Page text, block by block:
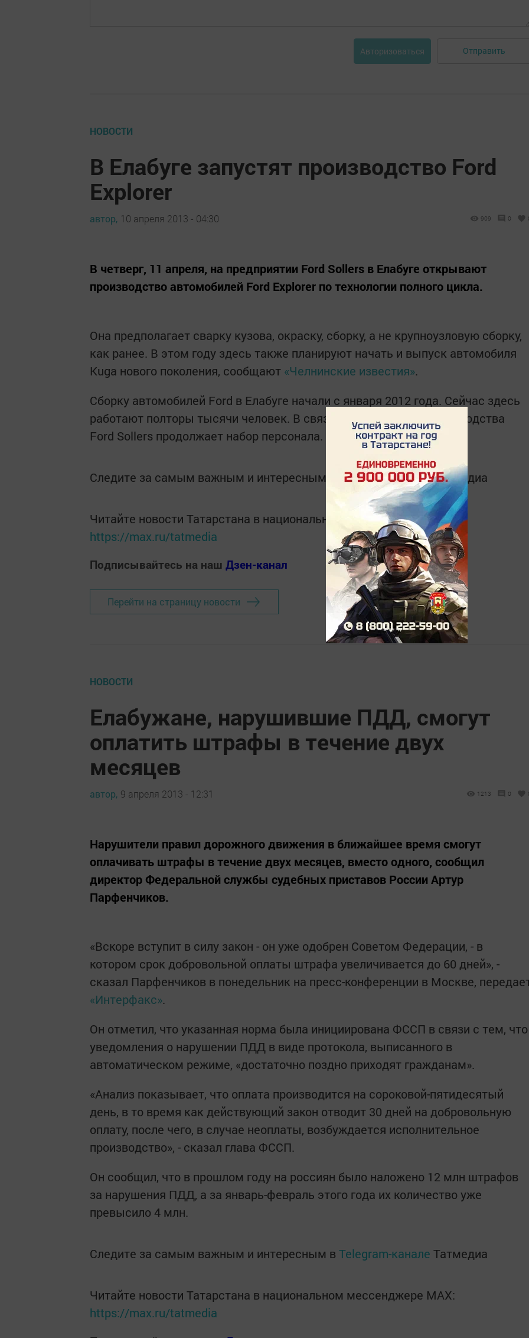
Авторизоваться Отправить
НОВОСТИ
В Елабуге запустят производство Ford
Explorer
автор, 10 апреля 2013 - 04:30 909 0
В четверг, 11 апреля, на предприятии Ford Sollers в Елабуге открывают
производство автомобилей Ford Explorer по технологии полного цикла.
Она предполагает сварку кузова, окраску, сборку, а не крупноузловую сборку,
как ранее. В этом году здесь также планируют начать и выпуск автомобиля
Kuga нового поколения, сообщают «Челнинские известия».
Сборку автомобилей Ford в Елабуге начали с января 2012 года. Сейчас здесь
работают полторы тысячи человек. В связи с расширением производства
Ford Sollers продолжает набор персонала.
Следите за самым важным и интересным в Telegram-каналеТатмедиа
Читайте новости Татарстана в национальном мессенджере MАХ:
https://max.ru/tatmedia
Подписывайтесь на наш Дзен-канал
Перейти на страницу новости
НОВОСТИ
Елабужане, нарушившие ПДД, смогут
оплатить штрафы в течение двух
месяцев
автор, 9 апреля 2013 - 12:31 1213 0
Нарушители правил дорожного движения в ближайшее время смогут
оплачивать штрафы в течение двух месяцев, вместо одного, сообщил
директор Федеральной службы судебных приставов России Артур
Парфенчиков.
«Вскоре вступит в силу закон - он уже одобрен Советом Федерации, - в
котором срок добровольной оплаты штрафа увеличивается до 60 дней», -
сказал Парфенчиков в понедельник на пресс-конференции в Москве,
«Интерфакс».
Он отметил, что указанная норма была инициирована ФССП в связи с тем, что
уведомления о нарушении ПДД в виде протокола, выписанного в
автоматическом режиме, «достаточно поздно приходят гражданам».
«Анализ показывает, что оплата производится на сороковой-пятидесятый
день, в то время как действующий закон отводит 30 дней на добровольную
оплату, после чего, в случае неоплаты, возбуждается исполнительное
производство», - сказал глава ФССП.
Он сообщил, что в прошлом году на россиян было наложено 12 млн штрафов
за нарушения ПДД, а за январь-февраль этого года их количество уже
превысило 4 млн.
Следите за самым важным и интересным в Telegram-канале Татмедиа
Читайте новости Татарстана в национальном мессенджере MАХ:
https://max.ru/tatmedia